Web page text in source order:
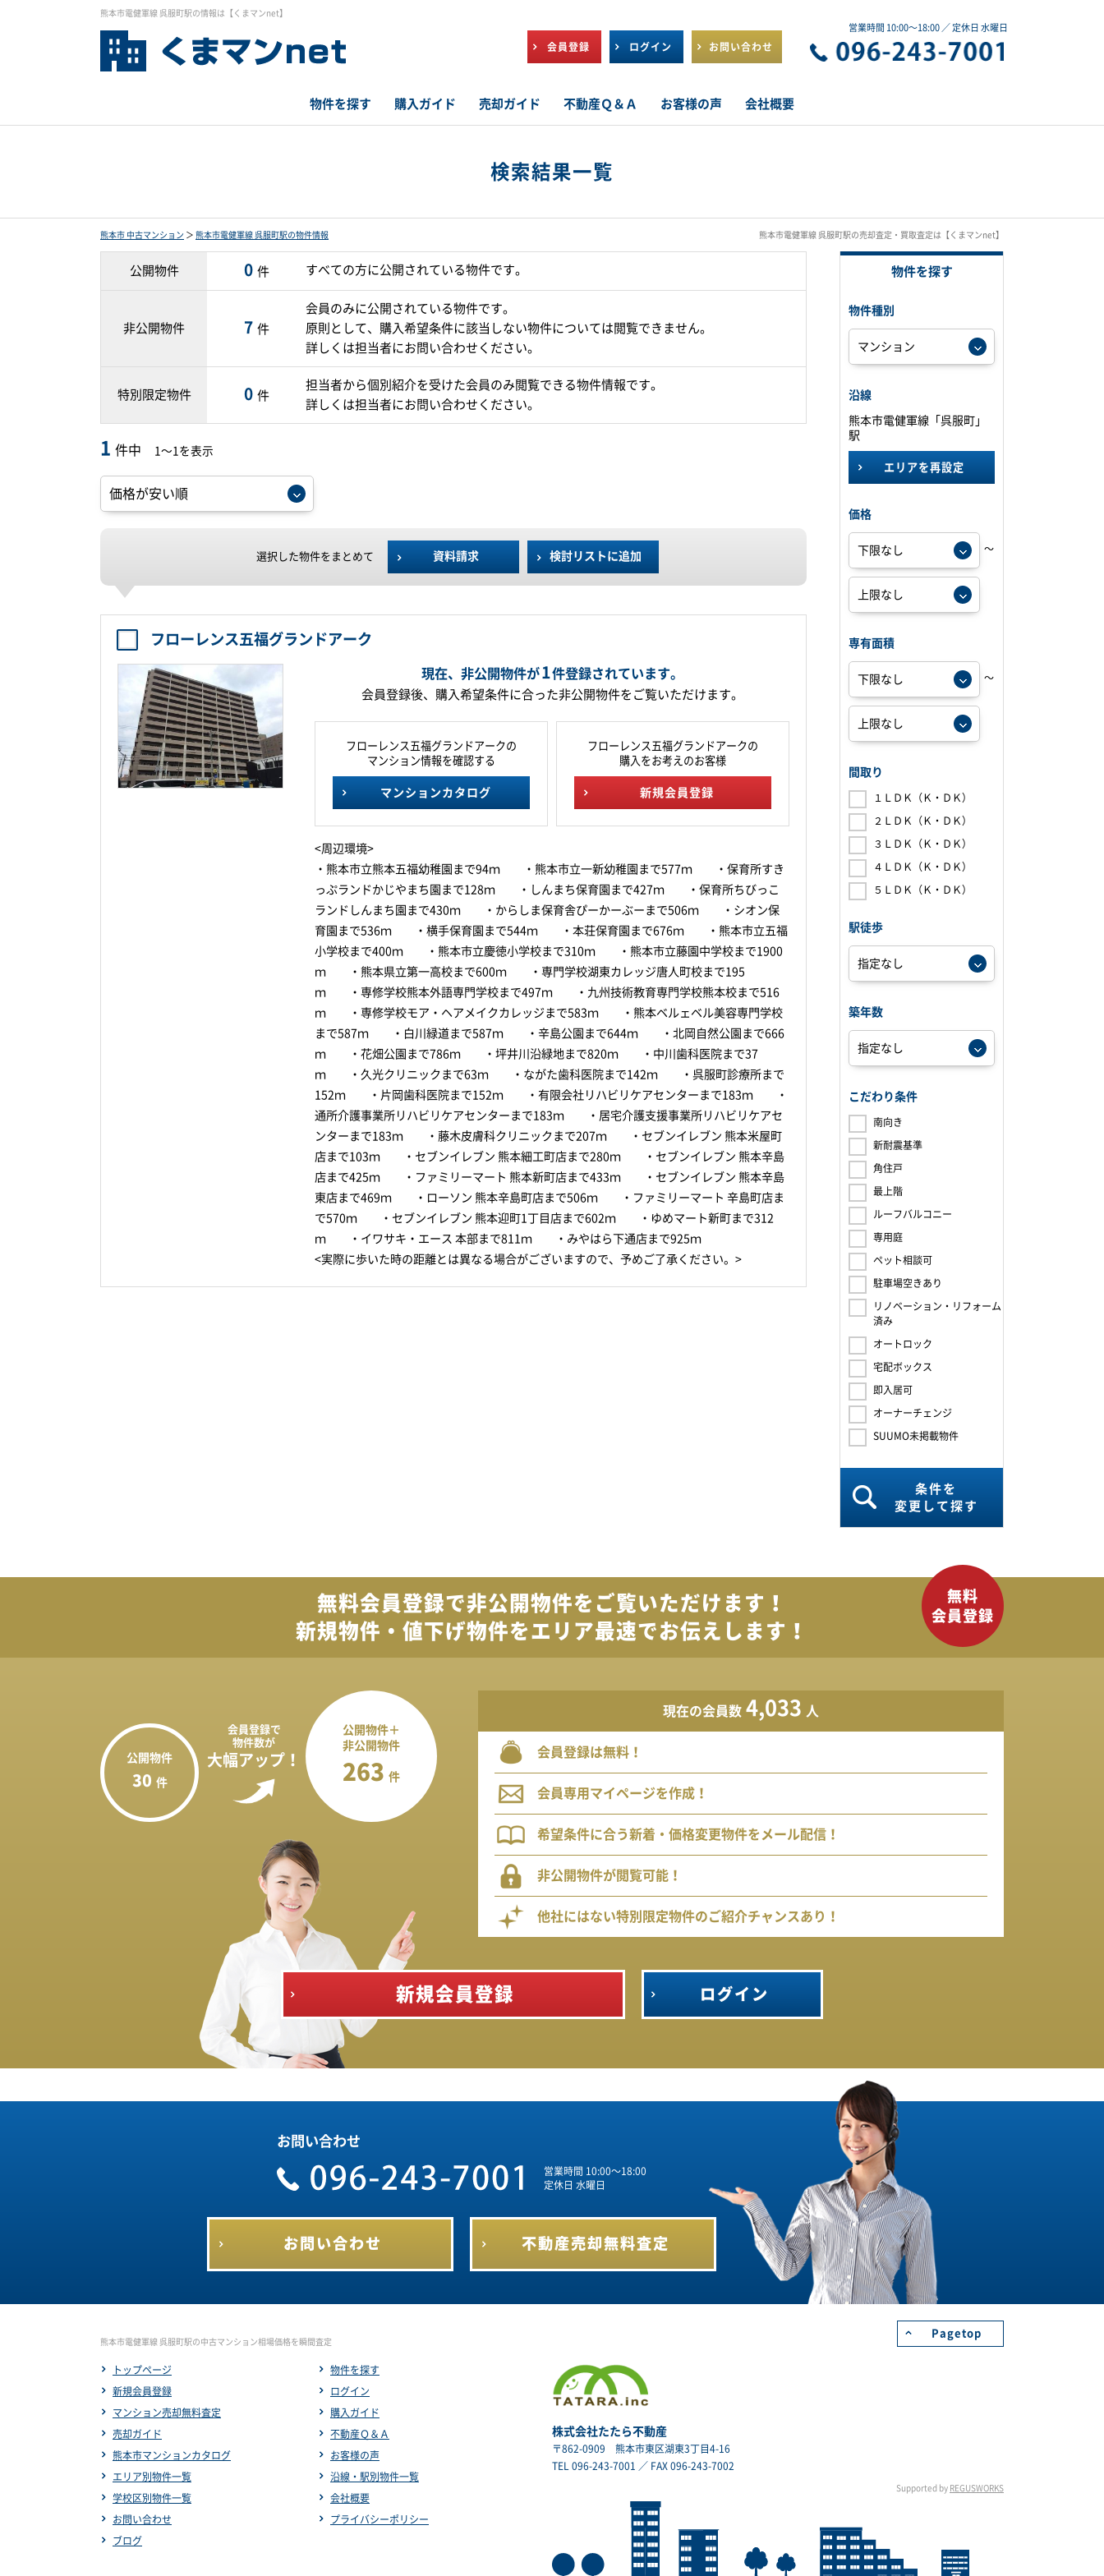
熊本市電健軍線 呉服町駅の情報は【くまマンnet】
会員登録 ログイン お問い合わせ
営業時間 10:00～18:00 ／ 定休日 水曜日
物件を探す 購入ガイド 売却ガイド 不動産Ｑ＆Ａ お客様の声 会社概要
検索結果一覧
熊本市 中古マンション ＞ 熊本市電健軍線 呉服町駅の物件情報 熊本市電健軍線 呉服町駅の売却査定・買取査定は【くまマンnet】
公開物件 0 件 すべての方に公開されている物件です。
非公開物件 7 件
会員のみに公開されている物件です。
原則として、購入希望条件に該当しない物件については閲覧できません。
詳しくは担当者にお問い合わせください。
特別限定物件 0 件
担当者から個別紹介を受けた会員のみ閲覧できる物件情報です。
詳しくは担当者にお問い合わせください。
1 件中 1～1を表示
選択した物件をまとめて 資料請求 検討リストに追加
フローレンス五福グランドアーク
現在、非公開物件が 1件登録されています。
会員登録後、購入希望条件に合った非公開物件をご覧いただけます。
フローレンス五福グランドアークの
マンション情報を確認する
マンションカタログ
フローレンス五福グランドアークの
購入をお考えのお客様
新規会員登録
<周辺環境>
・熊本市立熊本五福幼稚園まで94ｍ ・熊本市立一新幼稚園まで577ｍ ・保育所すき
っぷランドかじやまち園まで128ｍ ・しんまち保育園まで427ｍ ・保育所ちびっこ
ランドしんまち園まで430ｍ ・からしま保育舎ぴーかーぶーまで506ｍ ・シオン保
育園まで536ｍ ・横手保育園まで544ｍ ・本荘保育園まで676ｍ ・熊本市立五福
小学校まで400ｍ ・熊本市立慶徳小学校まで310ｍ ・熊本市立藤園中学校まで1900
ｍ ・熊本県立第一高校まで600ｍ ・専門学校湖東カレッジ唐人町校まで195
ｍ ・専修学校熊本外語専門学校まで497ｍ ・九州技術教育専門学校熊本校まで516
ｍ ・専修学校モア・ヘアメイクカレッジまで583ｍ ・熊本ベルェベル美容専門学校
まで587ｍ ・白川緑道まで587ｍ ・辛島公園まで644ｍ ・北岡自然公園まで666
ｍ ・花畑公園まで786ｍ ・坪井川沿緑地まで820ｍ ・中川歯科医院まで37
ｍ ・久光クリニックまで63ｍ ・ながた歯科医院まで142ｍ ・呉服町診療所まで
152ｍ ・片岡歯科医院まで152ｍ ・有限会社リハビリケアセンターまで183ｍ ・
通所介護事業所リハビリケアセンターまで183ｍ ・居宅介護支援事業所リハビリケアセ
ンターまで183ｍ ・藤木皮膚科クリニックまで207ｍ ・セブンイレブン 熊本米屋町
店まで103ｍ ・セブンイレブン 熊本細工町店まで280ｍ ・セブンイレブン 熊本辛島
店まで425ｍ ・ファミリーマート 熊本新町店まで433ｍ ・セブンイレブン 熊本辛島
東店まで469ｍ ・ローソン 熊本辛島町店まで506ｍ ・ファミリーマート 辛島町店ま
で570ｍ ・セブンイレブン 熊本迎町1丁目店まで602ｍ ・ゆめマート新町まで312
ｍ ・イワサキ・エース 本部まで811ｍ ・みやはら下通店まで925ｍ
<実際に歩いた時の距離とは異なる場合がございますので、予めご了承ください。>
物件を探す
物件種別
沿線
熊本市電健軍線「呉服町」
駅
エリアを再設定
価格
～
専有面積
～
間取り
１ＬＤＫ（Ｋ・ＤＫ）
２ＬＤＫ（Ｋ・ＤＫ）
３ＬＤＫ（Ｋ・ＤＫ）
４ＬＤＫ（Ｋ・ＤＫ）
５ＬＤＫ（Ｋ・ＤＫ）
駅徒歩
築年数
こだわり条件
南向き
新耐震基準
角住戸
最上階
ルーフバルコニー
専用庭
ペット相談可
駐車場空きあり
リノベーション・リフォーム
済み
オートロック
宅配ボックス
即入居可
オーナーチェンジ
SUUMO未掲載物件
条件を
変更して探す
無料会員登録で非公開物件を ご覧いただけます！
新規物件・値下げ物件をエリア最速でお伝えします！
会員登録で
物件数が
大幅アップ！
公開物件
30 件
公開物件＋
非公開物件
263 件
現在の会員数 4,033 人
会員登録は無料！
会員専用マイページを作成！
希望条件に合う新着・価格変更物件をメール配信！
非公開物件が閲覧可能！
他社にはない特別限定物件のご紹介チャンスあり！
新規会員登録 ログイン
お問い合わせ
営業時間 10:00～18:00
定休日 水曜日
お問い合わせ 不動産売却 無料査定
Pagetop
熊本市電健軍線 呉服町駅の中古マンション相場価格を瞬間査定
トップページ 物件を探す
新規会員登録 ログイン
マンション売却無料査定 購入ガイド
売却ガイド 不動産Ｑ＆Ａ
熊本市マンションカタログ お客様の声
エリア別物件一覧 沿線・駅別物件一覧
学校区別物件一覧 会社概要
お問い合わせ プライバシーポリシー
ブログ
株式会社たたら不動産
〒862-0909 熊本市東区湖東3丁目4-16
TEL 096-243-7001 ／ FAX 096-243-7002
Supported by REGUSWORKS